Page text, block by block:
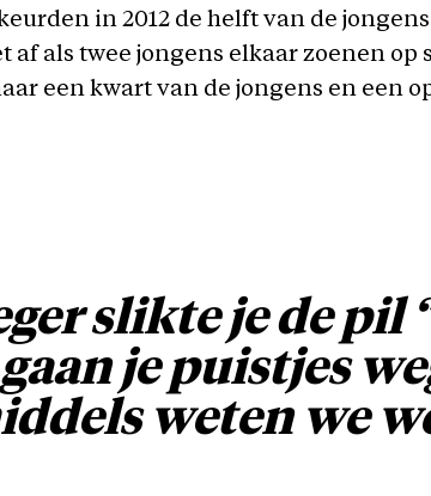
in 2012 de helft van de
af als twee jongens elkaar zoenen op
een kwart van de jongens en een
slikte je de pil
je puistjes
weten we